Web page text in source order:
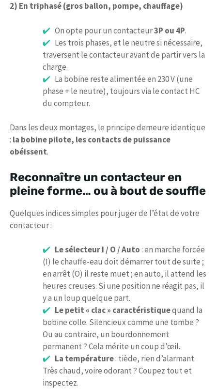
2) En triphasé (gros ballon, pompe, chauffage)
On opte pour un contacteur3P ou 4P.
Les trois phases, et le neutre si nécessaire,
traversent le contacteur avant de partir vers la
charge.
La bobine reste alimentée en 230 V (une
phase + le neutre), toujours via le contact HC
du compteur.
Dans les deux montages, le principe demeure identique
: la bobine pilote, les contacts de puissance
obéissent.
Reconnaître un contacteur en
pleine forme… ou à bout de souffle
Quelques indices simples pour juger de l’état de votre
contacteur :
Le sélecteur I / O / Auto: en marche forcée
(I) le chauffe-eau doit démarrer tout de suite ;
en arrêt (O) il reste muet ; en auto, il attend les
heures creuses. Si une position ne réagit pas, il
y a un loup quelque part.
Le petit « clac » caractéristiquequand la
bobine colle. Silencieux comme une tombe ?
Ou au contraire, un bourdonnement
permanent ? Cela mérite un coup d’œil.
La température: tiède, rien d’alarmant.
Très chaud, voire odorant ? Coupez tout et
inspectez.